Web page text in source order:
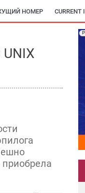
НОМЕР CURRENT
приобрела